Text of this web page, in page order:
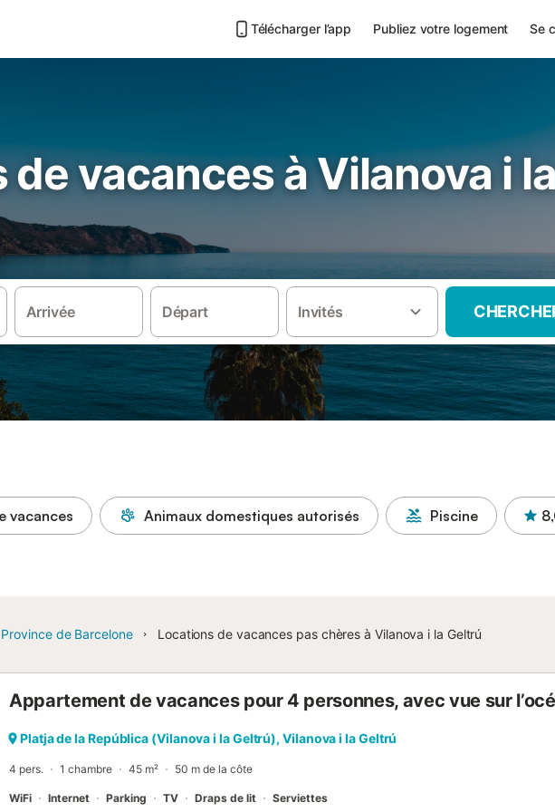
Télécharger l’app Publiez votre logement Se
vacances à Vilanova i la
Arrivée Départ Invités
vacances Animaux domestiques autorisés Piscine
Province de Barcelone Locations de vacances pas chères à Vilanova i la Geltrú
Appartement de vacances pour 4 personnes, avec vue sur
Platja de la República (Vilanova i la Geltrú), Vilanova i la Geltrú
4 pers. 1 chambre 45 m² 50 m de la côte
WiFi Internet Parking TV Draps de lit Serviettes